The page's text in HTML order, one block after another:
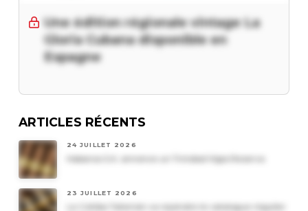
Une édition régionale vintage La
Gloria Cubana disponible en
Espagne
ARTICLES RÉCENTS
24 JUILLET 2026
Habanos S.A. annonce un Trinidad Vigia Reserva
23 JUILLET 2026
Le Cohiba Talismán va rejoindre le catalogue régulier